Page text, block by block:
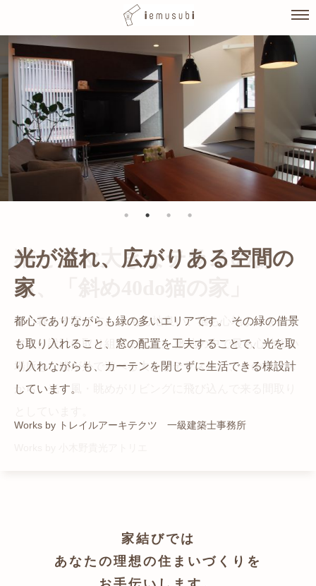
Skip
content
猫と暮らす家です。 人も心地良い、猫も心地よいをテー
マに、設計に取り組みました。 敷地の中で最も心地よい
場所を、猫が外で遊べる大きなテラスとし、そのテラス
から、光・風・眺めがリビングに飛び込んで来る間取り
光が溢れ、広がりある空間の
家
都心でありながらも緑の多いエリアです。 その緑の借景
も取り入れること、窓の配置を工夫することで、光を取
り入れながらも、カーテンを閉じずに生活できる様設計
しています。
Works by トレイルアーキテクツ 一級建築士事務所
自然の中の岩山を切り開いて造った、ワイルドなゲスト
ハウスをイメージした空間が広がる都市型住宅です。
かつての機織り工場が、その趣を残しつつ孫世帯の住居
へと蘇りました。
家結びでは
あなたの理想の住まいづくりを